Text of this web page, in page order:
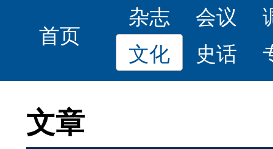
首页
杂志 会议
文化
史话
文章